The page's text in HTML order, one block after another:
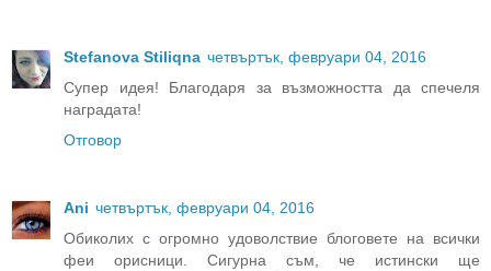
Stefanova Stiliqna четвъртък, февруари 04, 2016
Супер идея! Благодаря за възможността да спечеля
наградата!
Отговор
Ani четвъртък, февруари 04, 2016
Обиколих с огромно удоволствие блоговете на всички
феи орисници. Сигурна съм, че истински ще